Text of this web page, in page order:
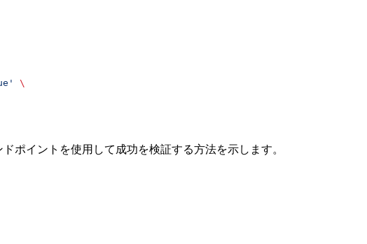
\
ポイントを使用して成功を検証する方法を示します。